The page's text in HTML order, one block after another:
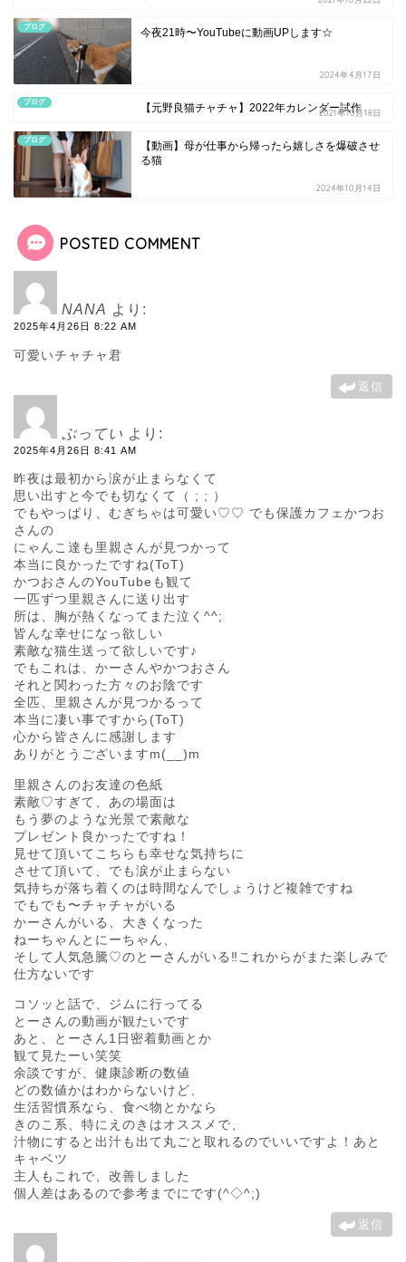
ブログ 今夜21時〜YouTubeに動画UPします☆
2024年4月17日
ブログ 【元野良猫チャチャ】2022年カレンダー試作
2021年10月18日
ブログ
【動画】母が仕事から帰ったら嬉しさを爆破させ
る猫
2024年10月14日
POSTED COMMENT
NANA より:
2025年4月26日 8:22 AM
可愛いチャチャ君
返信
ぶってい より:
2025年4月26日 8:41 AM
昨夜は最初から涙が止まらなくて
思い出すと今でも切なくて（ ; ; ）
でもやっぱり、むぎちゃは可愛い♡♡ でも保護カフェかつお
さんの
にゃんこ達も里親さんが見つかって
本当に良かったですね(ToT)
かつおさんのYouTubeも観て
一匹ずつ里親さんに送り出す
所は、胸が熱くなってまた泣く^^;
皆んな幸せになっ欲しい
素敵な猫生送って欲しいです♪
でもこれは、かーさんやかつおさん
それと関わった方々のお陰です
全匹、里親さんが見つかるって
本当に凄い事ですから(ToT)
心から皆さんに感謝します
ありがとうございますm(__)m
里親さんのお友達の色紙
素敵♡すぎて、あの場面は
もう夢のような光景で素敵な
プレゼント良かったですね！
見せて頂いてこちらも幸せな気持ちに
させて頂いて、でも涙が止まらない
気持ちが落ち着くのは時間なんでしょうけど複雑ですね
でもでも〜チャチャがいる
かーさんがいる、大きくなった
ねーちゃんとにーちゃん、
そして人気急騰♡のとーさんがいる‼︎これからがまた楽しみで
仕方ないです
コソッと話で、ジムに行ってる
とーさんの動画が観たいです
あと、とーさん1日密着動画とか
観て見たーい笑笑
余談ですが、健康診断の数値
どの数値かはわからないけど、
生活習慣系なら、食べ物とかなら
きのこ系、特にえのきはオススメで、
汁物にすると出汁も出て丸ごと取れるのでいいですよ！あと
キャベツ
主人もこれで、改善しました
個人差はあるので参考までにです(^◇^;)
返信